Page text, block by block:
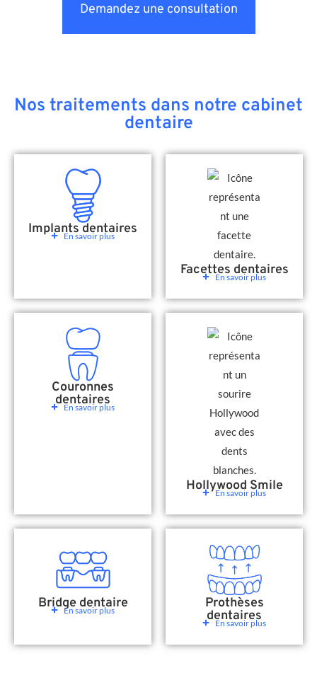
Demandez une consultation
Nos traitements dans notre cabinet
dentaire
Implants dentaires
En savoir plus
Facettes dentaires
En savoir plus
Couronnes
dentaires
En savoir plus
Hollywood Smile
En savoir plus
Bridge dentaire
En savoir plus Prothèses
dentaires
En savoir plus